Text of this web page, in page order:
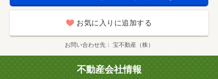
お気に入りに追加する
お問い合わせ先 宝不動産（株）
不動産会社情報